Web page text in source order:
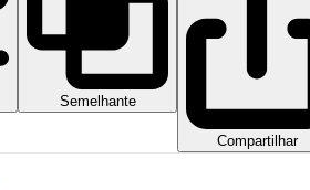
Semelhante
Compartilhar